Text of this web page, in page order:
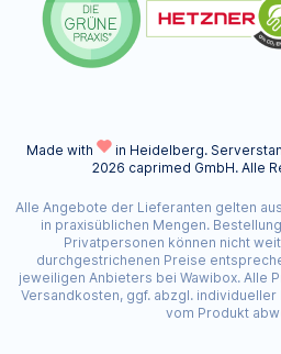
Made with in Heidelberg.
2026 caprimed GmbH. Alle
Alle Angebote der Lieferanten gelten
in praxisüblichen Mengen.
Privatpersonen können nicht
durchgestrichenen Preise
jeweiligen Anbieters bei Wawibox. Alle
Versandkosten, ggf. abzgl.
vom Produkt